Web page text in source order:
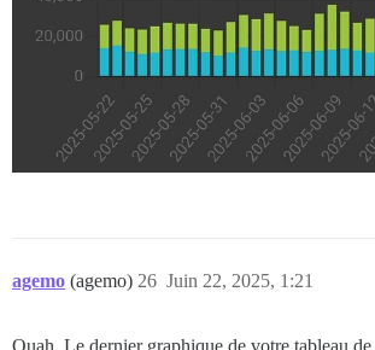
agemo (agemo) Juin 22, 2025, 1:21
26